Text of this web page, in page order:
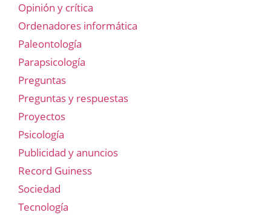
Opinión y crítica
Ordenadores informática
Paleontología
Parapsicología
Preguntas
Preguntas y respuestas
Proyectos
Psicología
Publicidad y anuncios
Record Guiness
Sociedad
Tecnología